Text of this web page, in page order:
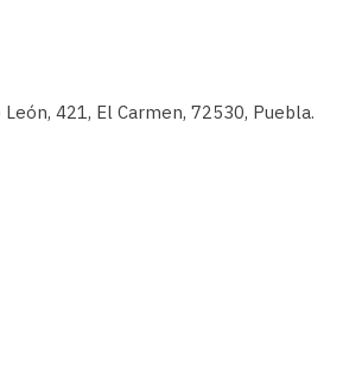
León, 421, El Carmen, 72530, Puebla.